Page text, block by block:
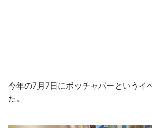
今年の7月7日にボッチャバーというイ
た。